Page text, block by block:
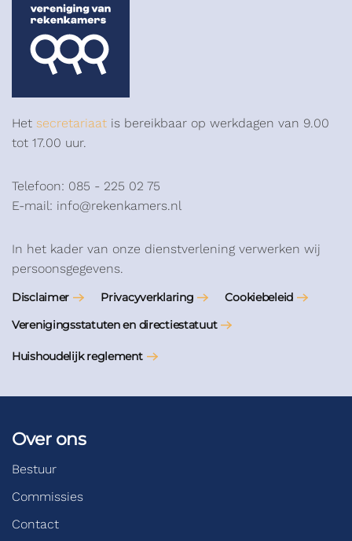
Het secretariaat is bereikbaar op werkdagen van 9.00
tot 17.00 uur.
Telefoon: 085 - 225 02 75
E-mail: info@rekenkamers.nl
In het kader van onze dienstverlening verwerken wij
persoonsgegevens.
Disclaimer Privacyverklaring
Cookiebeleid
Verenigingsstatuten en directiestatuut
Huishoudelijk reglement
Over ons
Bestuur
Commissies
Contact